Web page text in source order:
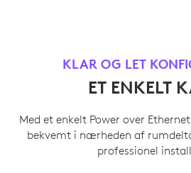
KLAR OG LET
ET ENKELT
Med et enkelt Power over
bekvemt i nærheden af
professionel